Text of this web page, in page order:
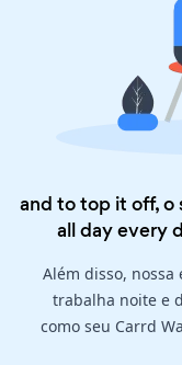
and to top it off, o
all day every
Além disso,
trabalha noite e
como seu Carrd